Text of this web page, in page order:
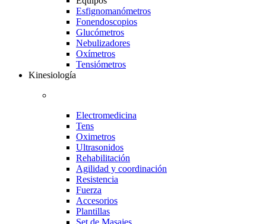
Esfignomanómetros
Fonendoscopios
Glucómetros
Nebulizadores
Oxímetros
Tensiómetros
Kinesiología
Electromedicina
Tens
Oximetros
Ultrasonidos
Rehabilitación
Agilidad y coordinación
Resistencia
Fuerza
Accesorios
Plantillas
Set de Masajes